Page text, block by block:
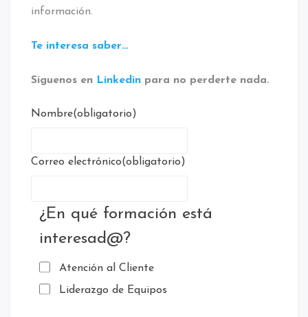
información.
Te interesa saber…
Síguenos en Linkedin para no perderte nada.
Nombre(obligatorio)
Correo electrónico(obligatorio)
¿En qué formación está
interesad@?
Atención al Cliente
Liderazgo de Equipos